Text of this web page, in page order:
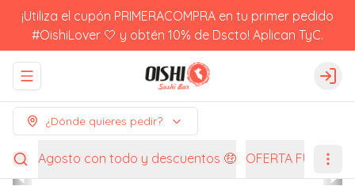
¡Utiliza el cupón PRIMERACOMPRA en tu primer pedido
#OishiLover 🤍 y obtén 10% de Dscto! Aplican TyC.
Abrir menu de navegación Login
¿Dónde quieres pedir?
Agosto con todo y descuentos 🤑 OFERTA FUGACES